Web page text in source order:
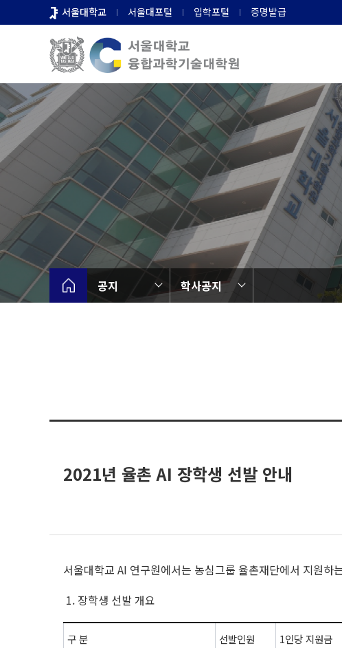
로
뉴
서울대학교 서울대포털 입학포털 증명발급
공지 학사공지
2021년 율촌 AI 장학생 선발 안내
서울대학교 AI 연구원에서는 농심그룹 율촌재단에서 지원
1. 장학생 선발 개요
구 분 선발인원 1인당 지원금